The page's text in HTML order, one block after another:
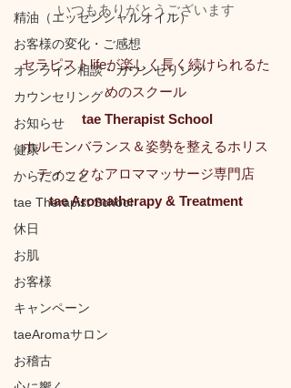
精油（エッセンシャルオイル）
お客様の変化・ご感想
オンライン相談・カウンセリング
カウンセリング
お知らせ
健康
からだのこと
tae Therapist School
休日
お肌
お客様
キャンペーン
taeAromaサロン
お稽古
いつもありがとうございます
セラピストlifeが楽しく長く続けられるた
めのスクール
tae Therapist School
ホルモンバランス＆姿勢を整えるホリス
ティックなアロママッサージ専門店
tae Aromatherapy & Treatment